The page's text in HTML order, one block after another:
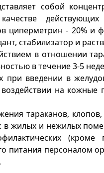
собой
циперметрин - 20% и
стабилизатор и
в отношении
в течение 3-5
введении в
на кожные
тараканов,
жилых и нежилых
(кроме
питания персоналом